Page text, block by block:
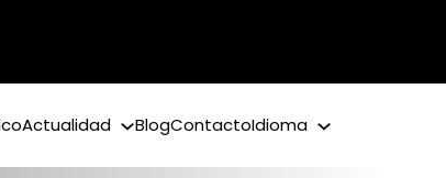
Actualidad BlogContactoIdioma